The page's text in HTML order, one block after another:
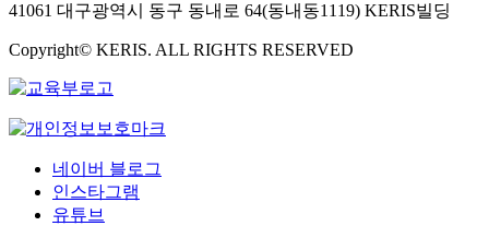
41061 대구광역시 동구 동내로 64(동내동1119) KERIS빌딩
Copyright© KERIS. ALL RIGHTS RESERVED
네이버 블로그
인스타그램
유튜브